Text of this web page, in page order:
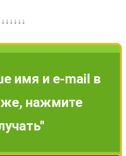
имя и e-mail в
нажмите